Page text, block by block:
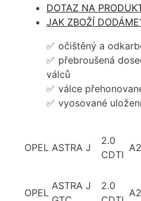
DOTAZ NA
JAK ZBOŽÍ
očištěný a
přebroušená
válců
válce
vyosované
OPEL ASTRA J
2.0
CDTI
OPEL
ASTRA J
2.0